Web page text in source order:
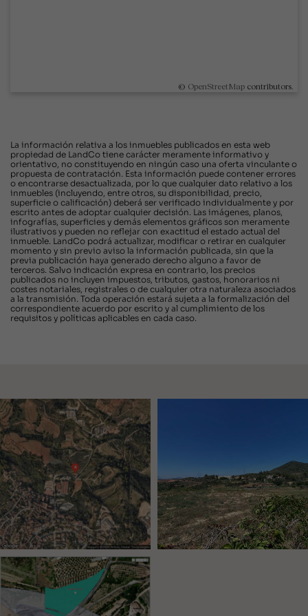
© OpenStreetMap contributors.
La información relativa a los inmuebles publicados en esta web
propiedad de LandCo tiene carácter meramente informativo y
orientativo, no constituyendo en ningún caso una oferta vinculante o
propuesta de contratación. Esta información puede contener errores
o encontrarse desactualizada, por lo que cualquier dato relativo a los
inmuebles (incluyendo, entre otros, su disponibilidad, precio,
superficie o calificación) deberá ser verificado individualmente y por
escrito antes de adoptar cualquier decisión. Las imágenes, planos,
infografías, superficies y demás elementos gráficos son meramente
ilustrativos y pueden no reflejar con exactitud el estado actual del
inmueble. LandCo podrá actualizar, modificar o retirar en cualquier
momento y sin previo aviso la información publicada, sin que la
previa publicación haya generado derecho alguno a favor de
terceros. Salvo indicación expresa en contrario, los precios
publicados no incluyen impuestos, tributos, gastos, honorarios ni
costes notariales, registrales o de cualquier otra naturaleza asociados
a la transmisión. Toda operación estará sujeta a la formalización del
correspondiente acuerdo por escrito y al cumplimiento de los
requisitos y políticas aplicables en cada caso.